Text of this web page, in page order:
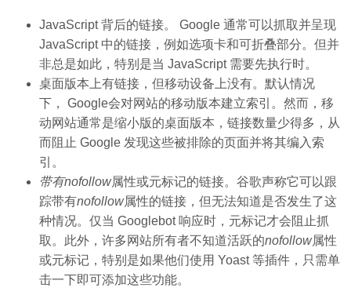
JavaScript 背后的链接。 Google 通常可以抓取并呈现
JavaScript 中的链接，例如选项卡和可折叠部分。但并
非总是如此，特别是当 JavaScript 需要先执行时。
桌面版本上有链接，但移动设备上没有。默认情况
下， Google会对网站的移动版本建立索引。然而，移
动网站通常是缩小版的桌面版本，链接数量少得多，从
而阻止 Google 发现这些被排除的页面并将其编入索
引。
带有nofollow属性或元标记的链接。谷歌声称它可以跟
踪带有nofollow属性的链接，但无法知道是否发生了这
种情况。仅当 Googlebot 响应时，元标记才会阻止抓
取。此外，许多网站所有者不知道活跃的nofollow属性
或元标记，特别是如果他们使用 Yoast 等插件，只需单
击一下即可添加这些功能。